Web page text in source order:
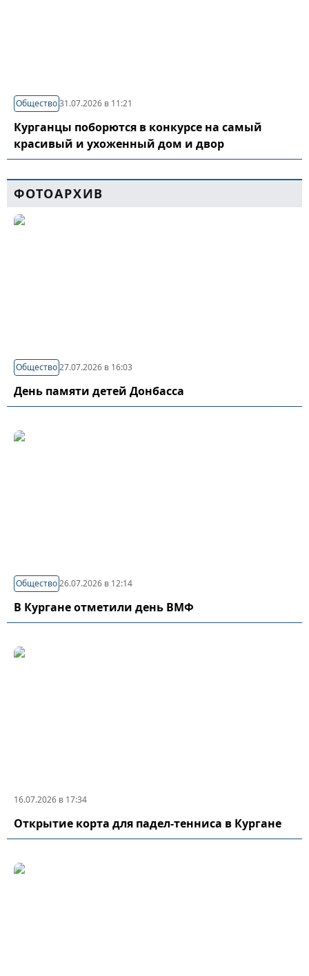
Общество31.07.2026 в 11:21
Курганцы поборются в конкурсе на самый
красивый и ухоженный дом и двор
ФОТОАРХИВ
Общество27.07.2026 в 16:03
День памяти детей Донбасса
Общество26.07.2026 в 12:14
В Кургане отметили день ВМФ
16.07.2026 в 17:34
Открытие корта для падел-тенниса в Кургане